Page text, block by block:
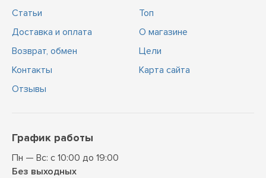
Статьи
Доставка и оплата
Возврат, обмен
Контакты
Отзывы
Топ
О магазине
Цели
Карта сайта
График работы
Пн — Вс: с 10:00 до 19:00
Без выходных